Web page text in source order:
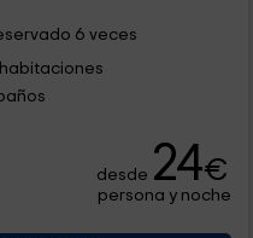
6 veces
desde 24€
persona y noche